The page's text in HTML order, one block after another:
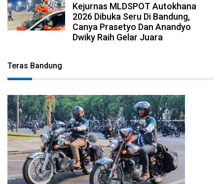
Kejurnas MLDSPOT Autokhana
2026 Dibuka Seru Di Bandung,
Canya Prasetyo Dan Anandyo
Dwiky Raih Gelar Juara
Teras Bandung